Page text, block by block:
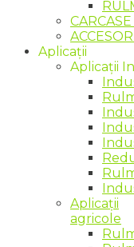
Aplicații
Aplicații
Aplicații
agricole